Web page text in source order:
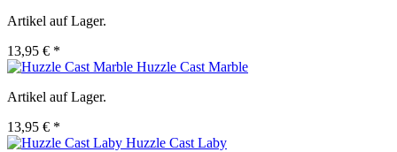
Artikel auf Lager.
13,95 € *
Huzzle Cast Marble
Artikel auf Lager.
13,95 € *
Huzzle Cast Laby